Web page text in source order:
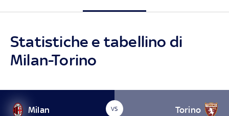
Statistiche e tabellino di
Milan-Torino
Milan VS Torino